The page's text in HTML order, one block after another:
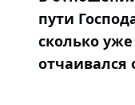
пути
сколько
отчаивался